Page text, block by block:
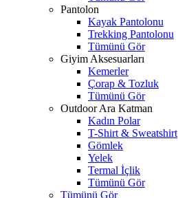
Pantolon
Kayak Pantolonu
Trekking Pantolonu
Tümünü Gör
Giyim Aksesuarları
Kemerler
Çorap & Tozluk
Tümünü Gör
Outdoor Ara Katman
Kadın Polar
T-Shirt & Sweatshirt
Gömlek
Yelek
Termal İçlik
Tümünü Gör
Tümünü Gör